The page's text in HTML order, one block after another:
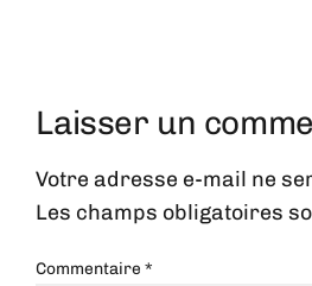
Laisser un
Votre adresse e-mail ne
Les champs obligatoires
Commentaire*